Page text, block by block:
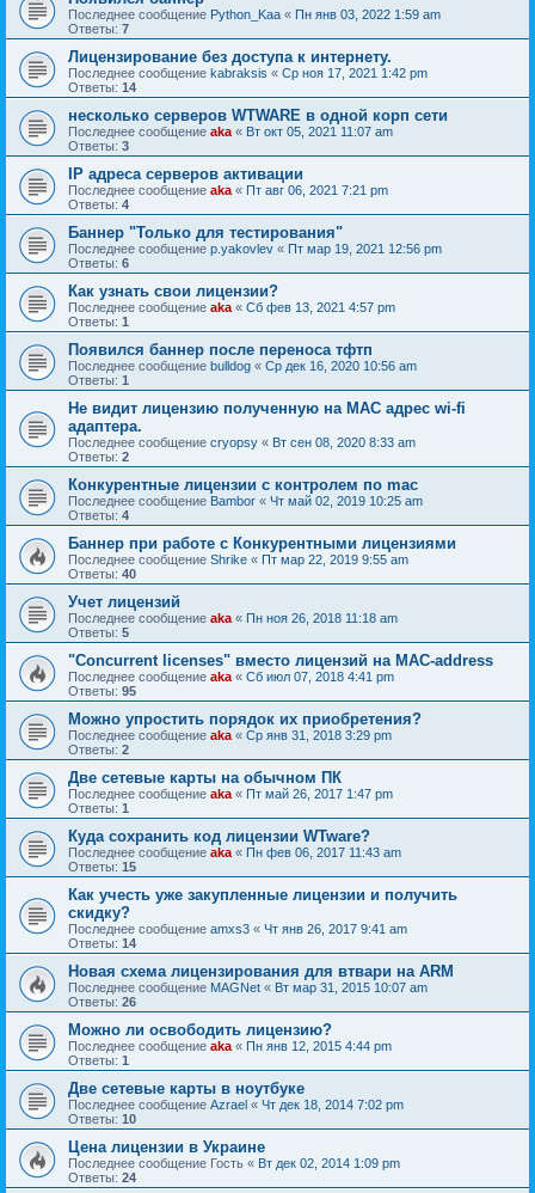
Последнее сообщение Python_Kaa « Пн янв 03, 2022 1:59 am
Ответы: 7
Лицензирование без доступа к интернету.
Последнее сообщение kabraksis « Ср ноя 17, 2021 1:42 pm
Ответы: 14
несколько серверов WTWARE в одной корп сети
Последнее сообщение aka « Вт окт 05, 2021 11:07 am
Ответы: 3
IP адреса серверов активации
Последнее сообщение aka « Пт авг 06, 2021 7:21 pm
Ответы: 4
Баннер "Только для тестирования"
Последнее сообщение p.yakovlev « Пт мар 19, 2021 12:56 pm
Ответы: 6
Как узнать свои лицензии?
Последнее сообщение aka « Сб фев 13, 2021 4:57 pm
Ответы: 1
Появился баннер после переноса тфтп
Последнее сообщение bulldog « Ср дек 16, 2020 10:56 am
Ответы: 1
Не видит лицензию полученную на MAC адрес wi-fi
адаптера.
Последнее сообщение cryopsy « Вт сен 08, 2020 8:33 am
Ответы: 2
Конкурентные лицензии с контролем по mac
Последнее сообщение Bambor « Чт май 02, 2019 10:25 am
Ответы: 4
Баннер при работе с Конкурентными лицензиями
Последнее сообщение Shrike « Пт мар 22, 2019 9:55 am
Ответы: 40
Учет лицензий
Последнее сообщение aka « Пн ноя 26, 2018 11:18 am
Ответы: 5
"Concurrent licenses" вместо лицензий на MAC-address
Последнее сообщение aka « Сб июл 07, 2018 4:41 pm
Ответы: 95
Можно упростить порядок их приобретения?
Последнее сообщение aka « Ср янв 31, 2018 3:29 pm
Ответы: 2
Две сетевые карты на обычном ПК
Последнее сообщение aka « Пт май 26, 2017 1:47 pm
Ответы: 1
Куда сохранить код лицензии WTware?
Последнее сообщение aka « Пн фев 06, 2017 11:43 am
Ответы: 15
Как учесть уже закупленные лицензии и получить
скидку?
Последнее сообщение amxs3 « Чт янв 26, 2017 9:41 am
Ответы: 14
Новая схема лицензирования для втвари на ARM
Последнее сообщение MAGNet « Вт мар 31, 2015 10:07 am
Ответы: 26
Можно ли освободить лицензию?
Последнее сообщение aka « Пн янв 12, 2015 4:44 pm
Ответы: 1
Две сетевые карты в ноутбуке
Последнее сообщение Azrael « Чт дек 18, 2014 7:02 pm
Ответы: 10
Цена лицензии в Украине
Последнее сообщение Гость « Вт дек 02, 2014 1:09 pm
Ответы: 24